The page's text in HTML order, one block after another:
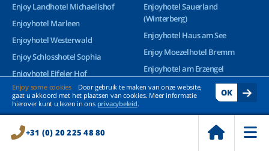
+31 (0) 20 225 48 80
Enjoy some cookies
Door gebruik te maken van onze website,
gaat u akkoord met het plaatsen van cookies. Meer informatie
hierover kunt u lezen in ons privacybeleid.
OK
Enjoy Landhotel Michaelishof
Enjoyhotel Marleen
Enjoyhotel Westerwald
Enjoy Schlosshotel Sophia
Enjoyhotel Eifeler Hof
Enjoyhotel Rhön Residence
Enjoyhotel Harz
Enjoy Berghotel Hochsauerland
Enjoyhotel Greetsiel
Enjoyhotel Sauerland
(Winterberg)
Enjoyhotel Haus am See
Enjoy Moezelhotel Bremm
Enjoyhotel am Erzengel
Enjoyhotel König von Rom
Enjoy Weinhotel Veldenz